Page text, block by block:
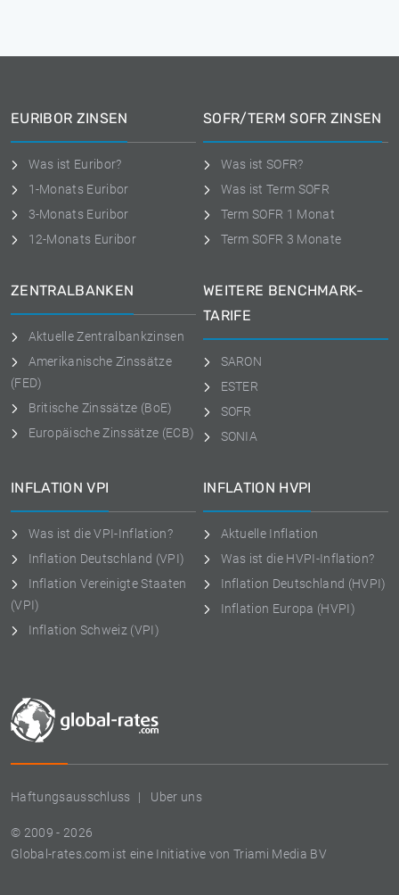
Haftungsausschluss Uber uns
© 2009 - 2026
Global-rates.com ist eine Initiative von Triami Media BV
EURIBOR ZINSEN
Was ist Euribor?
1-Monats Euribor
3-Monats Euribor
12-Monats Euribor
SOFR/TERM SOFR ZINSEN
Was ist SOFR?
Was ist Term SOFR
Term SOFR 1 Monat
Term SOFR 3 Monate
ZENTRALBANKEN
Aktuelle Zentralbankzinsen
Amerikanische Zinssätze
(FED)
Britische Zinssätze (BoE)
Europäische Zinssätze (ECB)
WEITERE BENCHMARK-
TARIFE
SARON
ESTER
SOFR
SONIA
INFLATION VPI
Was ist die VPI-Inflation?
Inflation Deutschland (VPI)
Inflation Vereinigte Staaten
(VPI)
Inflation Schweiz (VPI)
INFLATION HVPI
Aktuelle Inflation
Was ist die HVPI-Inflation?
Inflation Deutschland (HVPI)
Inflation Europa (HVPI)